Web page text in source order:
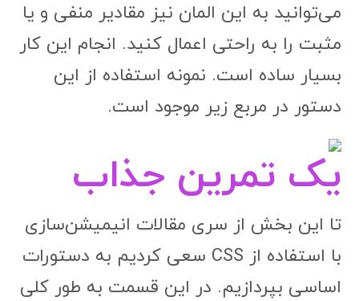
می‌توانید به این المان نیز مقادیر منفی و یا
مثبت را به راحتی اعمال کنید. انجام این کار
بسیار ساده است. نمونه استفاده از این
دستور در مربع زیر موجود است.
یک تمرین جذاب
تا این بخش از سری مقالات انیمیشن‌سازی
با استفاده از CSS سعی کردیم به دستورات
اساسی بپردازیم. در این قسمت به طور کلی